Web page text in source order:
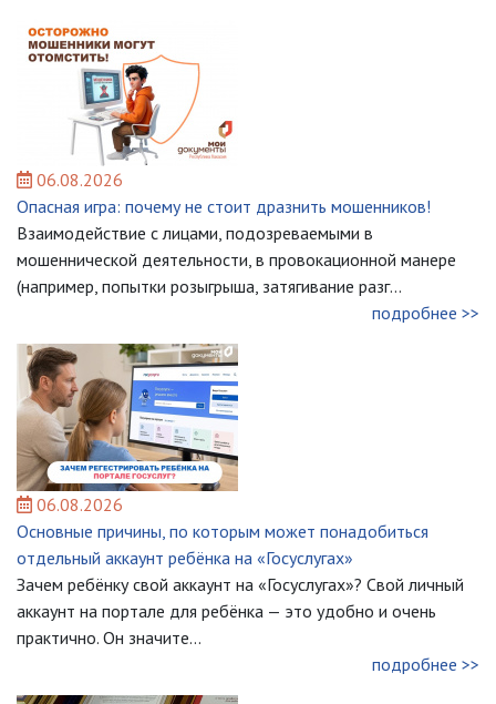
06.08.2026
Опасная игра: почему не стоит дразнить мошенников!
Взаимодействие с лицами, подозреваемыми в
мошеннической деятельности, в провокационной манере
(например, попытки розыгрыша, затягивание разг...
подробнее >>
06.08.2026
Основные причины, по которым может понадобиться
отдельный аккаунт ребёнка на «Госуслугах»
Зачем ребёнку свой аккаунт на «Госуслугах»? Свой личный
аккаунт на портале для ребёнка — это удобно и очень
практично. Он значите...
подробнее >>